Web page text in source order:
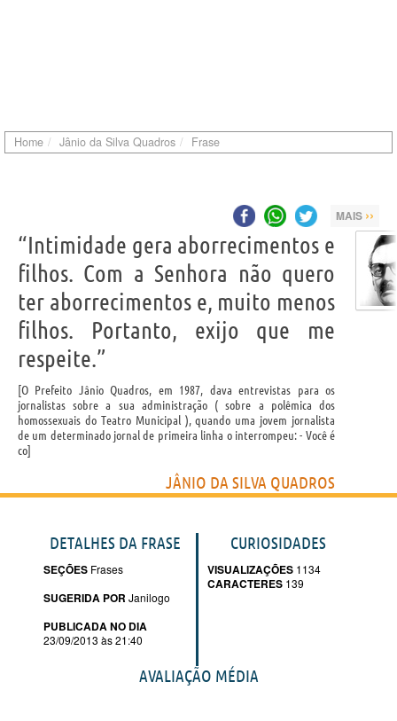
Home Jânio da Silva Quadros Frase
MAIS ››
“Intimidade gera aborrecimentos e
filhos. Com a Senhora não quero
ter aborrecimentos e, muito menos
filhos. Portanto, exijo que me
respeite.”
O Prefeito Jânio Quadros, em 1987, dava entrevistas para os
jornalistas sobre a sua administração ( sobre a polêmica dos
homossexuais do Teatro Municipal ), quando uma jovem jornalista
de um determinado jornal de primeira linha o interrompeu: - Você é
co
JÂNIO DA SILVA QUADROS
DETALHES DA FRASE
SEÇÕES Frases
SUGERIDA POR Janilogo
PUBLICADA NO DIA
23/09/2013 às 21:40
CURIOSIDADES
VISUALIZAÇÕES 1134
CARACTERES 139
AVALIAÇÃO MÉDIA